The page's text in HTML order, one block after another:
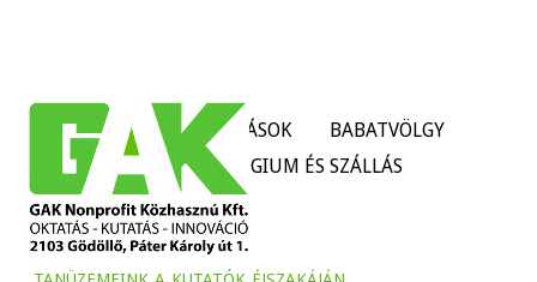
HÍREK SZOLGÁLTATÁSOK
BABATVÖLGY
TANÜZEMEK
KOLLÉGIUM ÉS SZÁLLÁS